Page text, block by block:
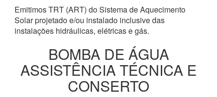
Emitimos TRT (ART) do Sistema de Aquecimento
Solar projetado e/ou instalado inclusive das
instalações hidráulicas, elétricas e gás.
BOMBA DE ÁGUA
ASSISTÊNCIA TÉCNICA E
CONSERTO